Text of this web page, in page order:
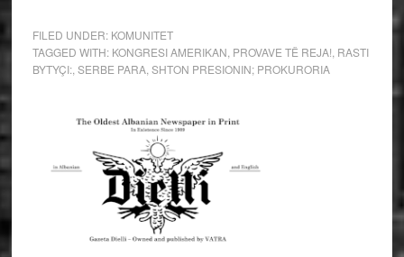
FILED UNDER: KOMUNITET
TAGGED WITH: KONGRESI AMERIKAN PROVAVE TË REJA! RASTI
BYTYÇI:, SERBE PARA, SHTON PRESIONIN; PROKURORIA